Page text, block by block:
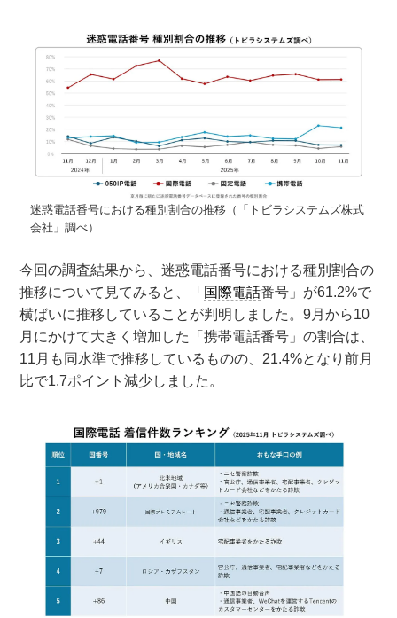
迷惑電話番号における種別割合の推移（「トビラシステムズ株式
会社」調べ）
今回の調査結果から、迷惑電話番号における種別割合の
推移について見てみると、「 国際電話番号」が61.2%で
横ばいに推移していることが判明しました。9月から10
月にかけて大きく増加した「携帯電話番号」の割合は、
11月も同水準で推移しているものの、21.4%となり前月
比で1.7ポイント減少しました。